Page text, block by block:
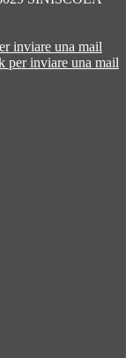
inviare una mail
per inviare una mail